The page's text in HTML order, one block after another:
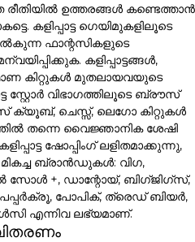
ഉത്തരങ്ങൾ കണ്ടെത്താൻ
കളിപ്പാട്ട ഗെയിമുകളിലൂടെ
ഫാന്റസികളുടെ
കളിപ്പാട്ടങ്ങൾ,
കിറ്റുകൾ മുതലായവയുടെ
വിഭാഗത്തിലൂടെ ബ്രൗസ്
ചെസ്സ്, ലെഗോ കിറ്റുകൾ
തന്നെ വൈജ്ഞാനിക ശേഷി
ഷോപ്പിംഗ് ലളിതമാക്കുന്നു,
മികച്ച ബ്രാൻഡുകൾ: വിഗ,
സോൾ +, ഡാന്റോയ്, ബിഗ്ജിഗ്സ്,
പോപിക്, ത്രെഡ് ബിയർ,
എന്നിവ ലഭ്യമാണ്.